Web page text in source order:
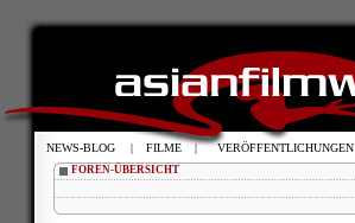
FOREN-ÜBERSICHT
NEWS-BLOG | FILME | VERÖFFENTLICHUNGEN